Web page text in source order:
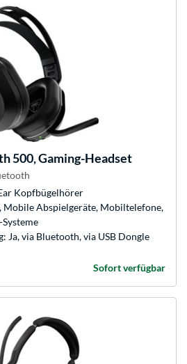
500, Gaming-Headset
Kopfbügelhörer
Mobile Abspielgeräte, Mobiltelefone,
Ja, via Bluetooth, via USB Dongle
Sofort verfügbar